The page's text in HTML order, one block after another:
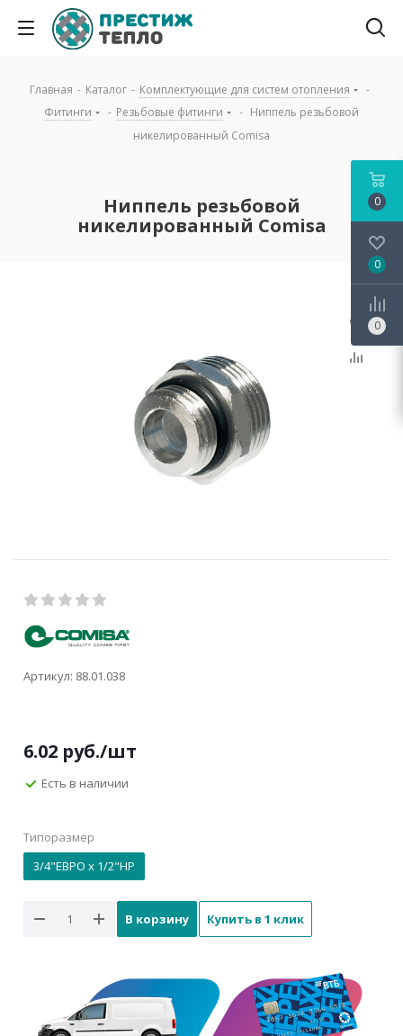
Главная - Каталог - Комплектующие для систем отопления
-
Фитинги
- Резьбовые фитинги - Ниппель резьбовой
никелированный Comisa
Ниппель резьбовой
никелированный Comisa
Артикул: 88.01.038
6.02 руб./шт
Есть в наличии
Типоразмер
3/4"ЕВРО x 1/2"НР
В корзину Купить в 1 клик
0
0
0